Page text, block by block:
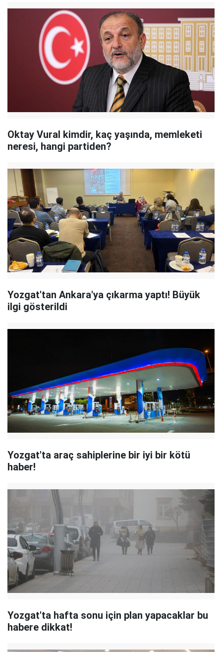
Oktay Vural kimdir, kaç yaşında, memleketi
neresi, hangi partiden?
Yozgat'tan Ankara'ya çıkarma yaptı! Büyük
ilgi gösterildi
Yozgat'ta araç sahiplerine bir iyi bir kötü
haber!
Yozgat'ta hafta sonu için plan yapacaklar bu
habere dikkat!